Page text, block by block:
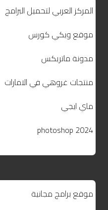
المركز العربي لتحميل البرامج
موقع ويكي كورس
مدونة ماتريكس
منتجات غروهي في الامارات
ماي ايجي
photoshop 2024
موقع برامج مجانية